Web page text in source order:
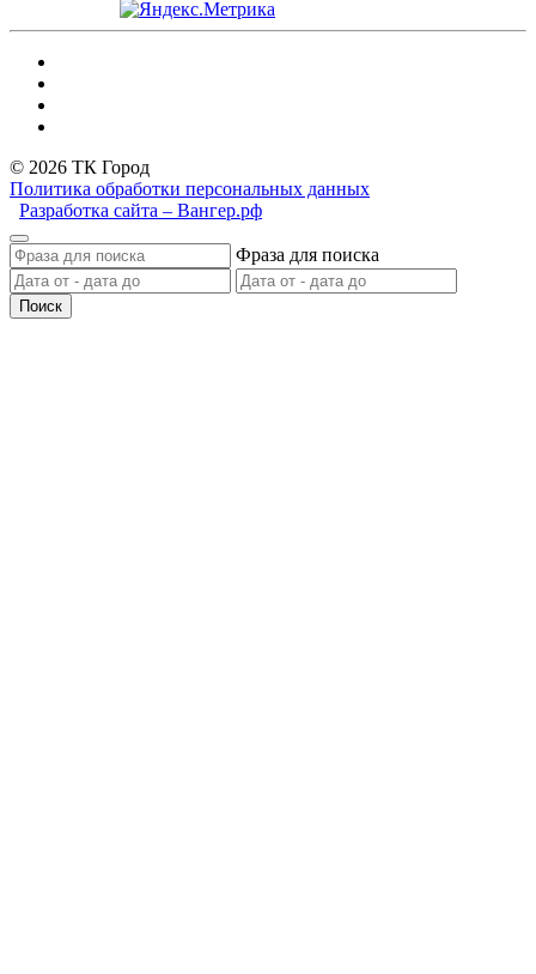
© 2026 ТК Город
Политика обработки персональных данных
Разработка сайта – Вангер.рф
Фраза для поиска
Поиск